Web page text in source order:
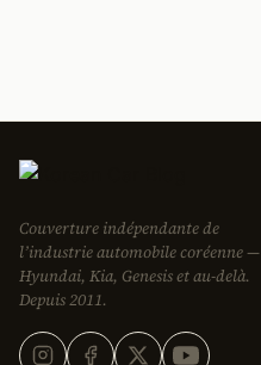
Couverture indépendante de
l’industrie automobile coréenne —
Hyundai, Kia, Genesis et au-delà.
Depuis 2011.